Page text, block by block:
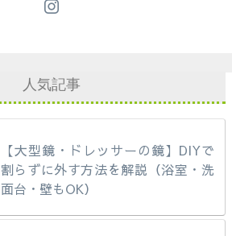
人気記事
【大型鏡・ドレッサーの鏡】DIYで
割らずに外す方法を解説（浴室・洗
面台・壁もOK）